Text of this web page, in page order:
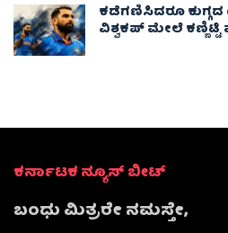
ಕಡೆಗಣಿಸಿದರೂ
ವಿಶ್ವಕಪ್‌ ಮೇಲೆ
ಕರ್ನಾಟಕ ನ್ಯೂಸ್ ಬೀಟ್
ಬಂಧು ಮಿತ್ರರೇ ನಮಸ್ತೇ,